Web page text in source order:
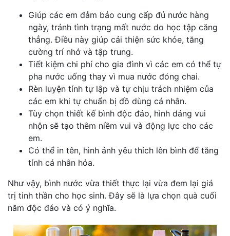
Giúp các em đảm bảo cung cấp đủ nước hàng
ngày, tránh tình trạng mất nước do học tập căng
thẳng. Điều này giúp cải thiện sức khỏe, tăng
cường trí nhớ và tập trung.
Tiết kiệm chi phí cho gia đình vì các em có thể tự
pha nước uống thay vì mua nước đóng chai.
Rèn luyện tính tự lập và tự chịu trách nhiệm của
các em khi tự chuẩn bị đồ dùng cá nhân.
Tùy chọn thiết kế bình độc đáo, hình dáng vui
nhộn sẽ tạo thêm niềm vui và động lực cho các
em.
Có thể in tên, hình ảnh yêu thích lên bình để tăng
tính cá nhân hóa.
Như vậy, bình nước vừa thiết thực lại vừa đem lại giá
trị tinh thần cho học sinh. Đây sẽ là lựa chọn quà cuối
năm độc đáo và có ý nghĩa.